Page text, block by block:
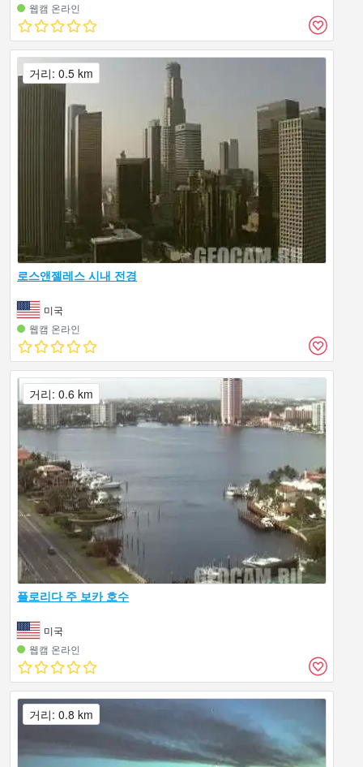
웹캠 온라인
로스앤젤레스 시내 전경
미국
웹캠 온라인
거리: 0.5 km
플로리다 주 보카 호수
미국
웹캠 온라인
거리: 0.6 km
거리: 0.8 km